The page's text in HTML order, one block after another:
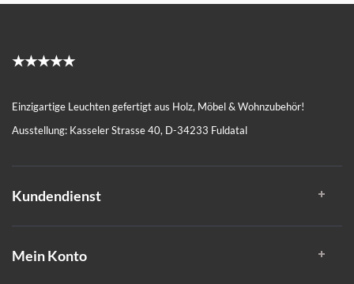
★★★★★
Einzigartige Leuchten gefertigt aus Holz, Möbel & Wohnzubehör!
Ausstellung: Kasseler Strasse 40, D-34233 Fuldatal
Kundendienst
Mein Konto